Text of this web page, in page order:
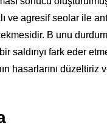
ve agresif seolar ile
B unu
saldırıyı fark eder
hasarlarını düzeltiriz